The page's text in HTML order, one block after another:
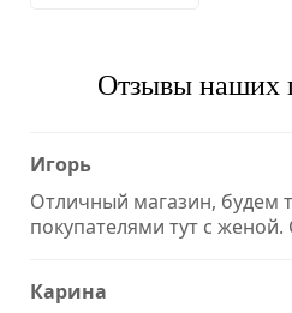
Отзывы наших
Игорь
Отличный магазин, будем
покупателями тут с женой.
Карина